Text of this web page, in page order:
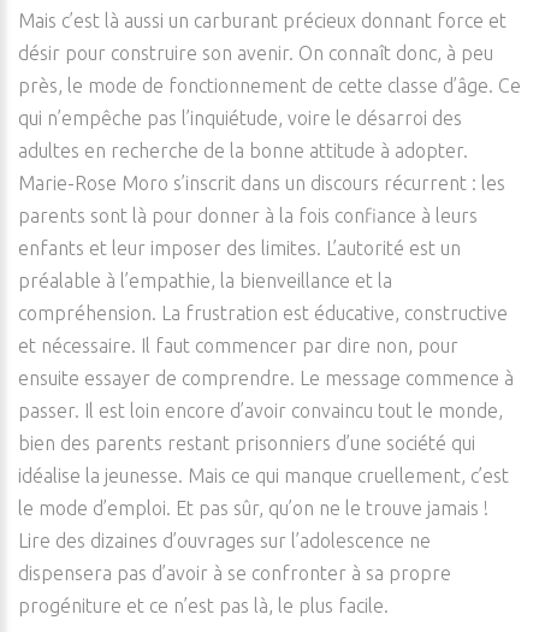
Mais c’est là aussi un carburant précieux donnant force et
désir pour construire son avenir. On connaît donc, à peu
près, le mode de fonctionnement de cette classe d’âge. Ce
qui n’empêche pas l’inquiétude, voire le désarroi des
adultes en recherche de la bonne attitude à adopter.
Marie-Rose Moro s’inscrit dans un discours récurrent : les
parents sont là pour donner à la fois confiance à leurs
enfants et leur imposer des limites. L’autorité est un
préalable à l’empathie, la bienveillance et la
compréhension. La frustration est éducative, constructive
et nécessaire. Il faut commencer par dire non, pour
ensuite essayer de comprendre. Le message commence à
passer. Il est loin encore d’avoir convaincu tout le monde,
bien des parents restant prisonniers d’une société qui
idéalise la jeunesse. Mais ce qui manque cruellement, c’est
le mode d’emploi. Et pas sûr, qu’on ne le trouve jamais !
Lire des dizaines d’ouvrages sur l’adolescence ne
dispensera pas d’avoir à se confronter à sa propre
progéniture et ce n’est pas là, le plus facile.